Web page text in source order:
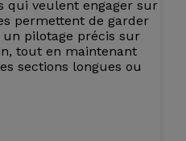
qui veulent engager sur
permettent de garder
pilotage précis sur
tout en maintenant
sections longues ou